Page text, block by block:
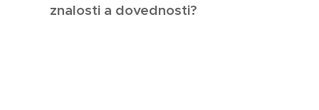
znalosti a dovednosti?